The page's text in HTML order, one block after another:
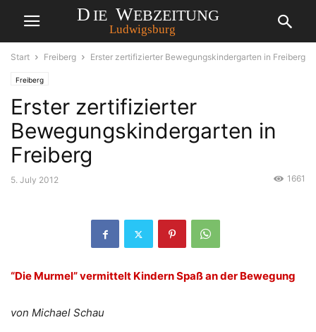
Start Freiberg Erster zertifizierter Bewegungskindergarten in Freiberg
Freiberg
Erster zertifizierter
Bewegungskindergarten in
Freiberg
5. July 2012 1661
“Die Murmel” vermittelt Kindern Spaß an der Bewegung
von Michael Schau